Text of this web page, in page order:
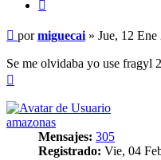
Mensaje
pormiguecai » Jue, 12
Se me olvidaba yo use fragyl
amazonas
Mensajes: 305
Registrado: Vie, 04